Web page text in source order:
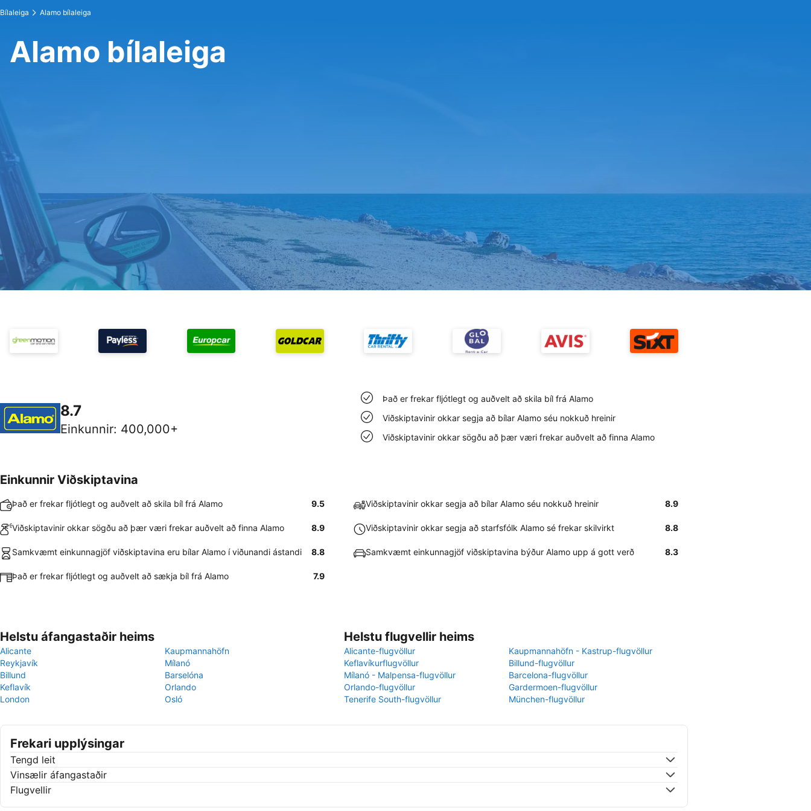
Bílaleiga Alamo bílaleiga
Alamo bílaleiga
8.7
Einkunnir: 400,000+
Það er frekar fljótlegt og auðvelt að skila bíl frá Alamo
Viðskiptavinir okkar segja að bílar Alamo séu nokkuð hreinir
Viðskiptavinir okkar sögðu að þær væri frekar auðvelt að finna Alamo
Einkunnir Viðskiptavina
Það er frekar fljótlegt og auðvelt að skila bíl frá Alamo 9.5 Viðskiptavinir okkar segja að bílar Alamo séu nokkuð hreinir 8.9
Viðskiptavinir okkar sögðu að þær væri frekar auðvelt að finna Alamo 8.9 Viðskiptavinir okkar segja að starfsfólk Alamo sé frekar skilvirkt 8.8
Samkvæmt einkunnagjöf viðskiptavina eru bílar Alamo í viðunandi ástandi 8.8 Samkvæmt einkunnagjöf viðskiptavina býður Alamo upp á gott verð 8.3
Það er frekar fljótlegt og auðvelt að sækja bíl frá Alamo 7.9
Helstu áfangastaðir heims
Alicante
Kaupmannahöfn
Reykjavík
Mílanó
Billund
Barselóna
Keflavík
Orlando
London
Osló
Helstu flugvellir heims
Alicante-flugvöllur
Kaupmannahöfn - Kastrup-flugvöllur
Keflavíkurflugvöllur
Billund-flugvöllur
Mílanó - Malpensa-flugvöllur
Barcelona-flugvöllur
Orlando-flugvöllur
Gardermoen-flugvöllur
Tenerife South-flugvöllur
München-flugvöllur
Frekari upplýsingar
Tengd leit
Vinsælir áfangastaðir
Flugvellir